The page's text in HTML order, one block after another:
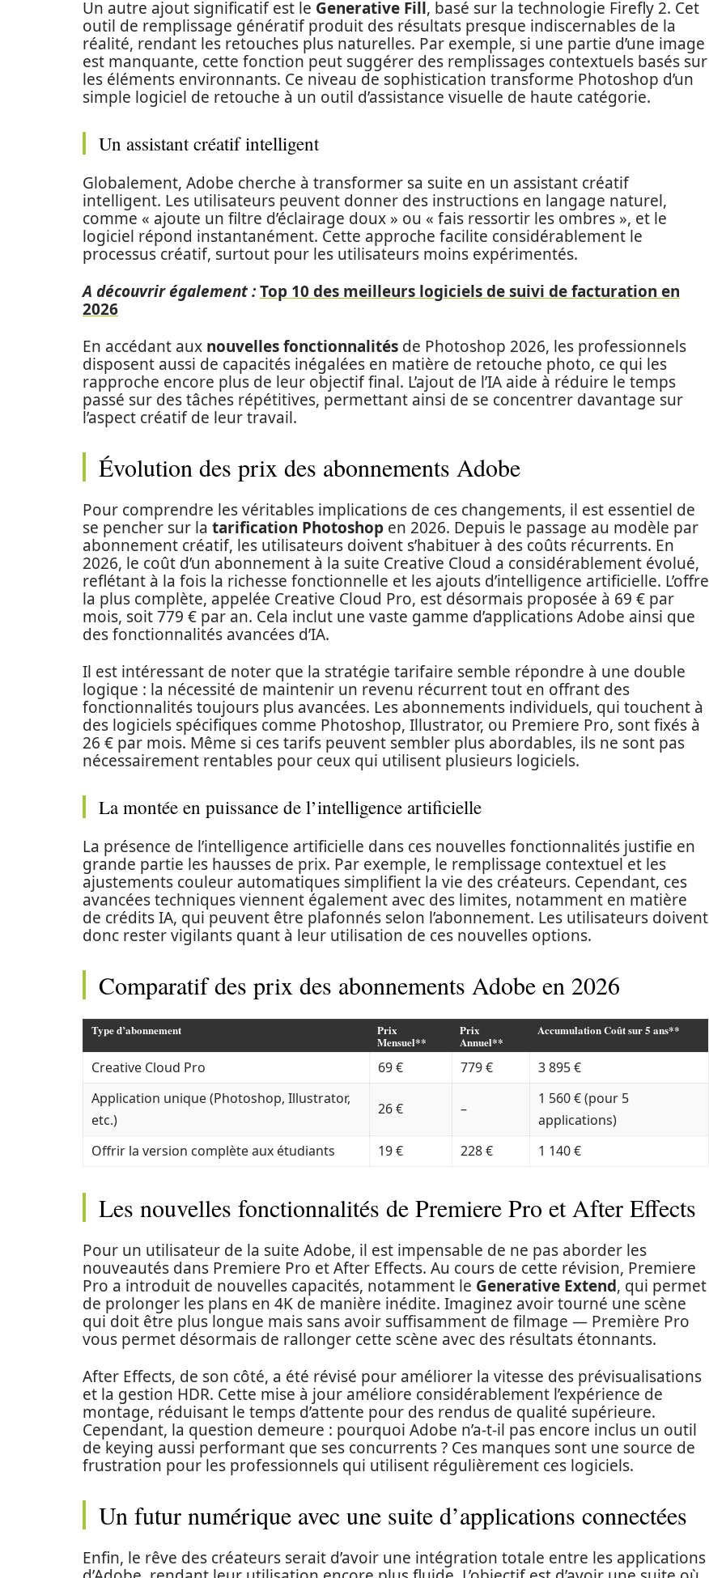
Un autre ajout significatif est le Generative Fill, basé sur la technologie Firefly 2. Cet
outil de remplissage génératif produit des résultats presque indiscernables de la
réalité, rendant les retouches plus naturelles. Par exemple, si une partie d’une image
est manquante, cette fonction peut suggérer des remplissages contextuels basés sur
les éléments environnants. Ce niveau de sophistication transforme Photoshop d’un
simple logiciel de retouche à un outil d’assistance visuelle de haute catégorie.
Un assistant créatif intelligent
Globalement, Adobe cherche à transformer sa suite en un assistant créatif
intelligent. Les utilisateurs peuvent donner des instructions en langage naturel,
comme « ajoute un filtre d’éclairage doux » ou « fais ressortir les ombres », et le
logiciel répond instantanément. Cette approche facilite considérablement le
processus créatif, surtout pour les utilisateurs moins expérimentés.
A découvrir également :Top 10 des meilleurs logiciels de suivi de facturation en
2026
En accédant aux nouvelles fonctionnalités de Photoshop 2026, les professionnels
disposent aussi de capacités inégalées en matière de retouche photo, ce qui les
rapproche encore plus de leur objectif final. L’ajout de l’IA aide à réduire le temps
passé sur des tâches répétitives, permettant ainsi de se concentrer davantage sur
l’aspect créatif de leur travail.
Évolution des prix des abonnements Adobe
Pour comprendre les véritables implications de ces changements, il est essentiel de
se pencher sur la tarification Photoshop en 2026. Depuis le passage au modèle par
abonnement créatif, les utilisateurs doivent s’habituer à des coûts récurrents. En
2026, le coût d’un abonnement à la suite Creative Cloud a considérablement évolué,
reflétant à la fois la richesse fonctionnelle et les ajouts d’intelligence artificielle. L’offre
la plus complète, appelée Creative Cloud Pro, est désormais proposée à 69 € par
mois, soit 779 € par an. Cela inclut une vaste gamme d’applications Adobe ainsi que
des fonctionnalités avancées d’IA.
Il est intéressant de noter que la stratégie tarifaire semble répondre à une double
logique : la nécessité de maintenir un revenu récurrent tout en offrant des
fonctionnalités toujours plus avancées. Les abonnements individuels, qui touchent à
des logiciels spécifiques comme Photoshop, Illustrator, ou Premiere Pro, sont fixés à
26 € par mois. Même si ces tarifs peuvent sembler plus abordables, ils ne sont pas
nécessairement rentables pour ceux qui utilisent plusieurs logiciels.
La montée en puissance de l’intelligence artificielle
La présence de l’intelligence artificielle dans ces nouvelles fonctionnalités justifie en
grande partie les hausses de prix. Par exemple, le remplissage contextuel et les
ajustements couleur automatiques simplifient la vie des créateurs. Cependant, ces
avancées techniques viennent également avec des limites, notamment en matière
de crédits IA, qui peuvent être plafonnés selon l’abonnement. Les utilisateurs doivent
donc rester vigilants quant à leur utilisation de ces nouvelles options.
Comparatif des prix des abonnements Adobe en 2026
Type d’abonnement Prix
Mensuel**
Prix
Annuel**
Accumulation Coût sur 5 ans**
Creative Cloud Pro 69 € 779 €
3 895 €
Application unique (Photoshop, Illustrator,
etc.)
26 € –
1 560 € (pour 5
applications)
Offrir la version complète aux étudiants
19 € 228 € 1 140 €
Les nouvelles fonctionnalités de Premiere Pro et After Effects
Pour un utilisateur de la suite Adobe, il est impensable de ne pas aborder les
nouveautés dans Premiere Pro et After Effects. Au cours de cette révision, Premiere
Pro a introduit de nouvelles capacités, notamment le Generative Extend, qui permet
de prolonger les plans en 4K de manière inédite. Imaginez avoir tourné une scène
qui doit être plus longue mais sans avoir suffisamment de filmage — Première Pro
vous permet désormais de rallonger cette scène avec des résultats étonnants.
After Effects, de son côté, a été révisé pour améliorer la vitesse des prévisualisations
et la gestion HDR. Cette mise à jour améliore considérablement l’expérience de
montage, réduisant le temps d’attente pour des rendus de qualité supérieure.
Cependant, la question demeure : pourquoi Adobe n’a-t-il pas encore inclus un outil
de keying aussi performant que ses concurrents ? Ces manques sont une source de
frustration pour les professionnels qui utilisent régulièrement ces logiciels.
Un futur numérique avec une suite d’applications connectées
Enfin, le rêve des créateurs serait d’avoir une intégration totale entre les applications